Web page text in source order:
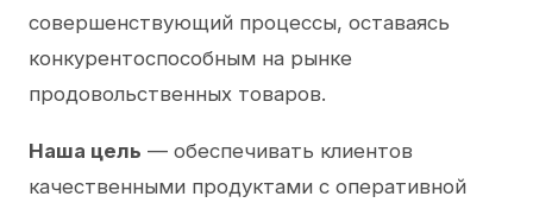
совершенствующий процессы, оставаясь
конкурентоспособным на рынке
продовольственных товаров.
Наша цель — обеспечивать клиентов
качественными продуктами с оперативной